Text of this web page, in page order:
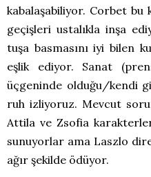
kabalaşabiliyor. Corbet bu
geçişleri ustalıkla inşa
tuşa basmasını iyi bilen
eşlik ediyor. Sanat
üçgeninde olduğu/kendi
ruh izliyoruz. Mevcut
Attila ve Zsofia
sunuyorlar ama Laszlo
ağır şekilde ödüyor.